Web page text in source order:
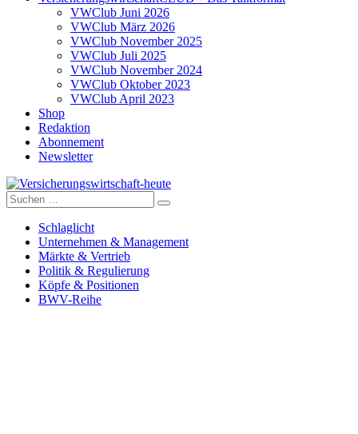
VWClub Juni 2026
VWClub März 2026
VWClub November 2025
VWClub Juli 2025
VWClub November 2024
VWClub Oktober 2023
VWClub April 2023
Shop
Redaktion
Abonnement
Newsletter
Versicherungswirtschaft-heute
Suche
nach:
Schlaglicht
Unternehmen & Management
Märkte & Vertrieb
Politik & Regulierung
Köpfe & Positionen
BWV-Reihe